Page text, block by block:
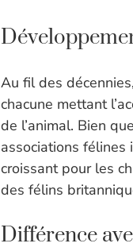
Au fil des
chacune mettant
de l’animal. Bien
associations félines
croissant pour les
des félins
Différence